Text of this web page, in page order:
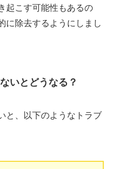
起こす可能性もあるの
に除去するようにしまし
いとどうなる？
と、以下のようなトラブ